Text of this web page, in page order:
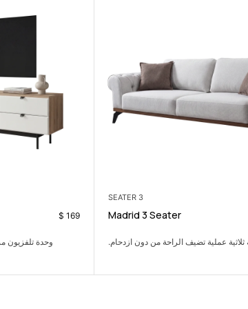
Velin Tv Unit
وحدة تلفزيون مرتبة تساعد على تنظيم غرفة الجلوس